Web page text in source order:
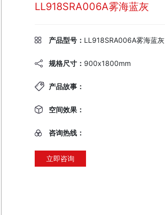
LL918SRA006A雾海蓝灰
产品型号： LL918SRA006A雾海蓝灰
规格尺寸： 900x1800mm
产品故事：
空间效果：
咨询热线：
立即咨询